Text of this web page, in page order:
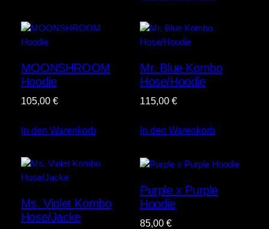
MOONSHROOM
Hoodie
105,00 €
In den Warenkorb
Mr. Blue Kombo
Hose/Hoodie
115,00€
In den Warenkorb
Ms. Violet Kombo
Hose/Jacke
Purple x Purple
Hoodie
85,00€